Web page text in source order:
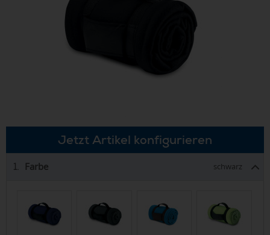
Jetzt Artikel konfigurieren
1. Farbe schwarz